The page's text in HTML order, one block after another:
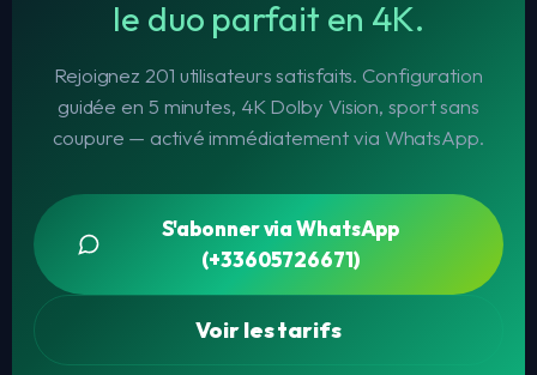
le duo parfait en 4K.
Rejoignez 201 utilisateurs satisfaits. Configuration
guidée en 5 minutes, 4K Dolby Vision, sport sans
coupure — activé immédiatement via WhatsApp.
S'abonner via WhatsApp
(+33605726671)
Voir les tarifs